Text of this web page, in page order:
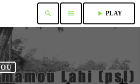
search menu play_arrow PLAY